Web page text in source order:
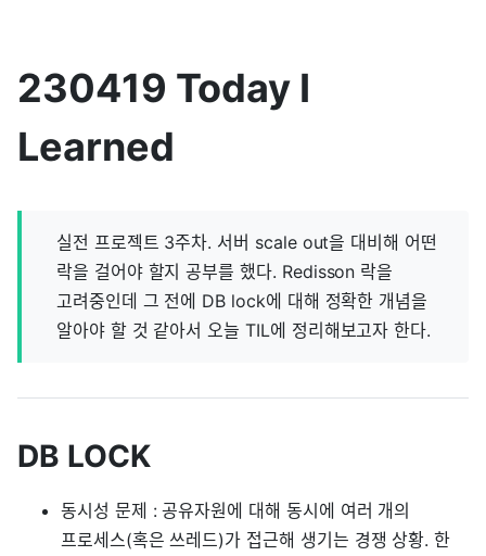
230419 Today I
Learned
실전 프로젝트 3주차. 서버 scale out을 대비해 어떤
락을 걸어야 할지 공부를 했다. Redisson 락을
고려중인데 그 전에 DB lock에 대해 정확한 개념을
알아야 할 것 같아서 오늘 TIL에 정리해보고자 한다.
DB LOCK
동시성 문제 : 공유자원에 대해 동시에 여러 개의
프로세스(혹은 쓰레드)가 접근해 생기는 경쟁 상황. 한